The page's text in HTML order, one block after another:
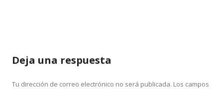
Deja una respuesta
Tu dirección de correo electrónico no será publicada. Los campos